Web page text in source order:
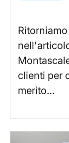
clienti per
merito…